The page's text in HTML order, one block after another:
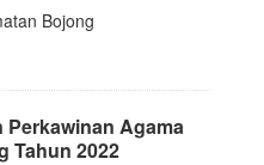
Bojong
Perkawinan Agama
Tahun 2022